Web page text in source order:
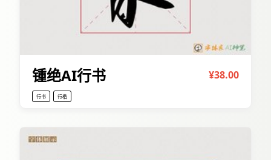
锺绝AI行书 ¥38.00
行书 行楷